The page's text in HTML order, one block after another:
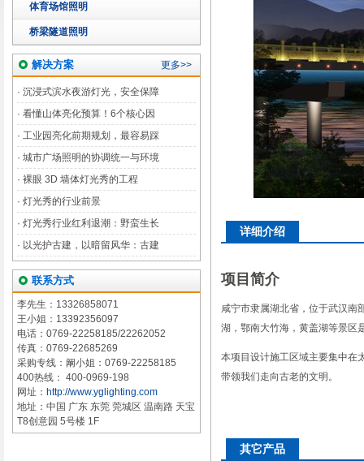
体育场馆照明
桥梁隧道照明
解决方案 更多>>
· 沉浸式滨水夜游灯光，安全保障
· 看懂山体亮化预算！6个核心因
· 工业园亮化前期规划，最容易踩
· 城市广场照明的协调统一与环境
· 裸眼 3D 墙体灯光秀的工程
· 灯光秀的行业前景
· 灯光秀行业红利退潮：野蛮生长
· 以光护古建，以暗留风华：古建
联系方式
李先生：13326858071
王小姐：13392356097
电话：0769-22258185/22262052
传真：0769-22685269
采购专线：阚小姐：0769-22258185
400热线： 400-0969-198
网址： http://www.yglighting.com
地址：中国 广东 东莞 莞城区 温南路 天宝
T8创意园 5号楼 1F
详细介绍
项目简介
咸宁市隶属湖北省，位于武汉南
湖，鄂南大竹海，黄盖湖等景区
本项目设计施工区域主要集中在
带领我们走向古老的文明。
其它产品